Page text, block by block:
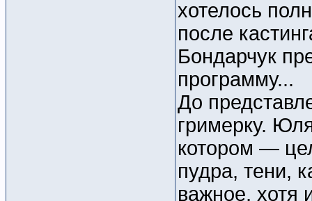
хотелось
после
Бондарчук
программу...
До
гримерку.
котором —
пудра, тени,
важное, хотя